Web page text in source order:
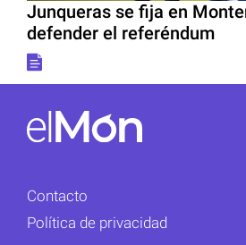
Junqueras se fija en
defender el referéndum
Contacto
Política de privacidad